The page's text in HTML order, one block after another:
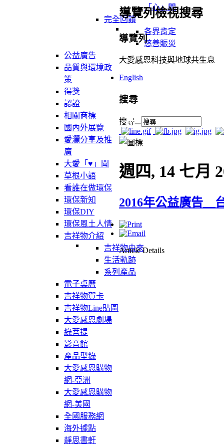
「心」聞
完全回饋
各界肯定
慈善賑災
公益廣告
品質與環境政
策
得獎
認證
相關商標
國內外展覽
愛灑分享及推
廣
大愛「♥」聞
草根小語
看誰在做環保
環保新知
環保DIY
環保風土人情
吉祥物介紹
吉祥物由來
生活軌跡
系列產品
電子桌曆
吉祥物賀卡
吉祥物Line貼圖
大愛感恩劇場
綠菩提
影音館
產品型錄
大愛感恩購物
網-亞洲
大愛感恩購物
網-美國
全國服務網
海外據點
靜思書軒
導覽列檢視搜尋
導覽列
大愛感恩科技與地球共生息
English
搜尋
搜尋...
週四, 14 七月
2016年公益廣告＿
Article Details